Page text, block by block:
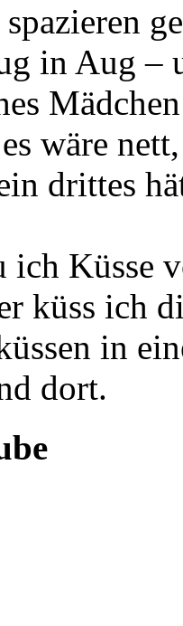
in Aug –
wäre nett,
drittes
ich Küsse
küss ich
in
dort.